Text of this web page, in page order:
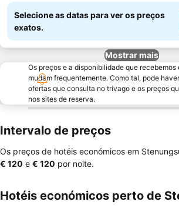
Selecione as datas para ver os preços
exatos.
Mostrar mais
Os preços e a disponibilidade que recebemos
mudam frequentemente. Como tal, pode
ofertas que consulta no trivago e os preços
nos sites de reserva.
Intervalo de preços
Os preços de hotéis económicos em
‎€ 120 e ‎€ 120 por noite.
Hotéis económicos perto de